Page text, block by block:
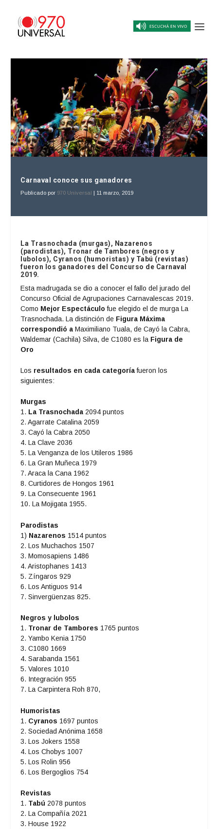
Carnaval conoce sus ganadores
Publicado por 970 Universal | 11 marzo, 2019
La Trasnochada (murgas), Nazarenos
(parodistas), Tronar de Tambores (negros y
lubolos), Cyranos (humoristas) y Tabú (revistas)
fueron los ganadores del Concurso de Carnaval
2019.
Esta madrugada se dio a conocer el fallo del jurado del
Concurso Oficial de Agrupaciones Carnavalescas 2019.
Como Mejor Espectáculofue elegido el de murga La
Trasnochada. La distinción de Figura Máxima
correspondió aMaximiliano Tuala, de Cayó la Cabra,
Waldemar (Cachila) Silva, de C1080 es la Figura de
Oro
Los resultados en cada categoríafueron los
siguientes:
Murgas
1. La Trasnochada 2094 puntos
2. Agarrate Catalina 2059
3. Cayó la Cabra 2050
4. La Clave 2036
5. La Venganza de los Utileros 1986
6. La Gran Muñeca 1979
7. Araca la Cana 1962
8. Curtidores de Hongos 1961
9. La Consecuente 1961
10. La Mojigata 1955.
Parodistas
1) Nazarenos 1514 puntos
2. Los Muchachos 1507
3. Momosapiens 1486
4. Aristophanes 1413
5. Zíngaros 929
6. Los Antiguos 914
7. Sinvergüenzas 825.
Negros y lubolos
1. Tronar de Tambores 1765 puntos
2. Yambo Kenia 1750
3. C1080 1669
4. Sarabanda 1561
5. Valores 1010
6. Integración 955
7. La Carpintera Roh 870,
Humoristas
1. Cyranos 1697 puntos
2. Sociedad Anónima 1658
3. Los Jokers 1558
4. Los Chobys 1007
5. Los Rolin 956
6. Los Bergoglios 754
Revistas
1. Tabú 2078 puntos
2. La Compañía 2021
3. House 1922